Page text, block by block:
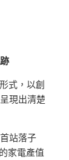
式，以創
現出清楚
站落子
家電產值